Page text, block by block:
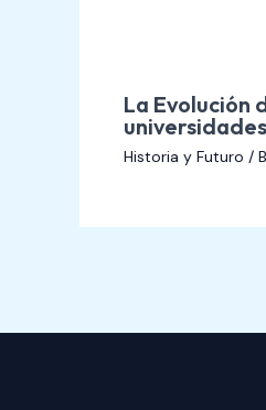
La Evolución
Historia y Futuro /